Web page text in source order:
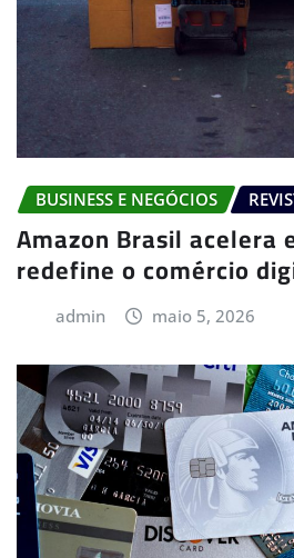
BUSINESS E NEGÓCIOS
Amazon Brasil acelera
redefine o comércio
admin maio 5, 2026